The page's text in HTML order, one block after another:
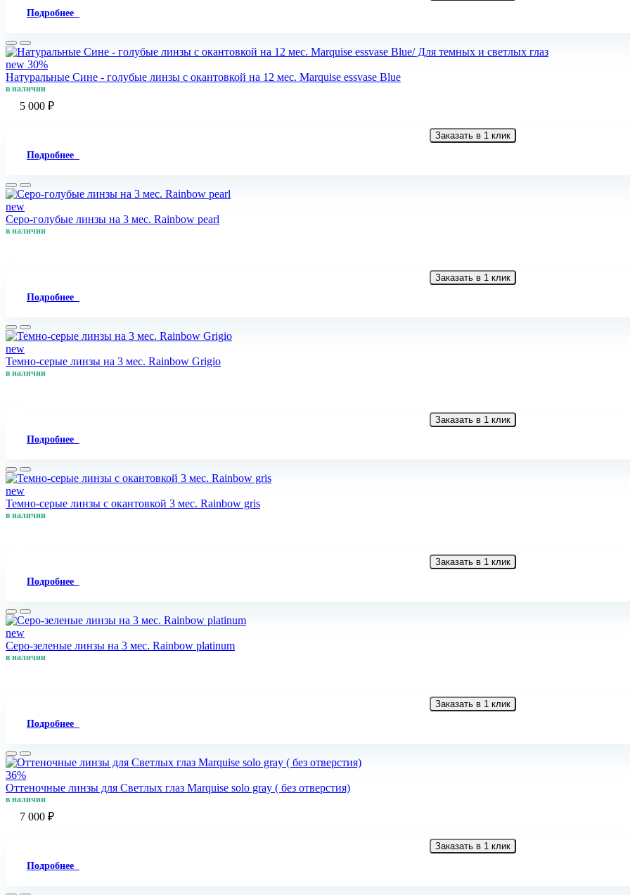
Подробнее
new 30%
Натуральные Сине - голубые линзы c окантовкой на 12 мес. Marquise essvase Blue
в наличии
5 000 ₽
Заказать в 1 клик
Подробнее
new
Серо-голубые линзы на 3 мес. Rainbow pearl
в наличии
Заказать в 1 клик
Подробнее
new
Темно-серые линзы на 3 мес. Rainbow Grigio
в наличии
Заказать в 1 клик
Подробнее
new
Темно-серые линзы с окантовкой 3 мес. Rainbow gris
в наличии
Заказать в 1 клик
Подробнее
new
Серо-зеленые линзы на 3 мес. Rainbow platinum
в наличии
Заказать в 1 клик
Подробнее
36%
Оттеночные линзы для Светлых глаз Marquise solo gray ( без отверстия)
в наличии
7 000 ₽
Заказать в 1 клик
Подробнее